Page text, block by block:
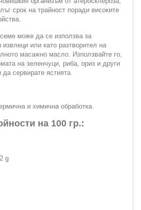
срок на трайност поради високите
може да се използва за
извлеци или като разтворител на
масажно масло. Използвайте го,
на зеленчуци, риба, ориз и други
сервирате ястията.
и химична обработка.
на 100 гр.:
g